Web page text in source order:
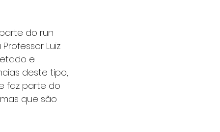
do run
Luiz
e
deste tipo,
faz parte do
que são